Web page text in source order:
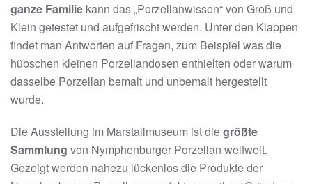
ganze Familie kann das „Porzellanwissen“ von Groß und
Klein getestet und aufgefrischt werden. Unter den Klappen
findet man Antworten auf Fragen, zum Beispiel was die
hübschen kleinen Porzellandosen enthielten oder warum
dasselbe Porzellan bemalt und unbemalt hergestellt
wurde.
Die Ausstellung im Marstallmuseum ist diegrößte
Sammlung von Nymphenburger Porzellan weltweit.
Gezeigt werden nahezu lückenlos die Produkte der